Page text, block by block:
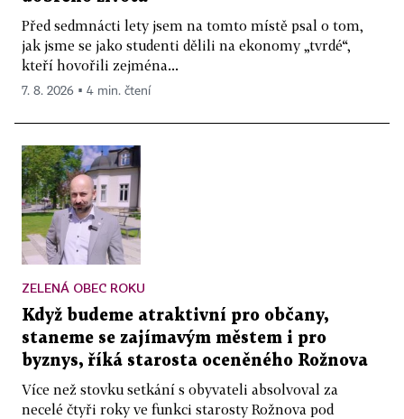
Před sedmnácti lety jsem na tomto místě psal o tom,
jak jsme se jako studenti dělili na ekonomy „tvrdé“,
kteří hovořili zejména...
7. 8. 2026 ▪ 4 min. čtení
ZELENÁ OBEC ROKU
Když budeme atraktivní pro občany,
staneme se zajímavým městem i pro
byznys, říká starosta oceněného Rožnova
Více než stovku setkání s obyvateli absolvoval za
necelé čtyři roky ve funkci starosty Rožnova pod